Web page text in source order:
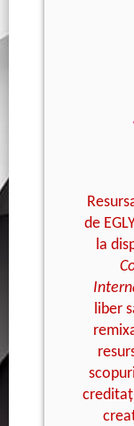
de
la
liber
scopuri